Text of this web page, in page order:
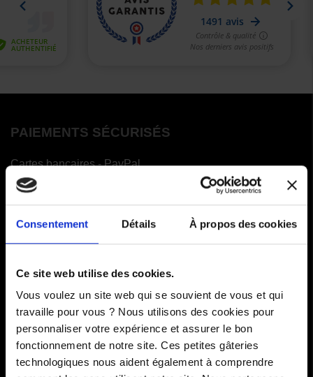
Consentement Détails À propos des cookies
Ce site web utilise des cookies.
Vous voulez un site web qui se souvient de vous et qui
travaille pour vous ? Nous utilisons des cookies pour
personnaliser votre expérience et assurer le bon
fonctionnement de notre site. Ces petites gâteries
technologiques nous aident également à comprendre
PAIEMENTS SÉCURISÉS
Cartes bancaires - PayPal
Paiement en 3 ou 4 fois
COMMANDES
Livraisons
Comment renvoyer des articles